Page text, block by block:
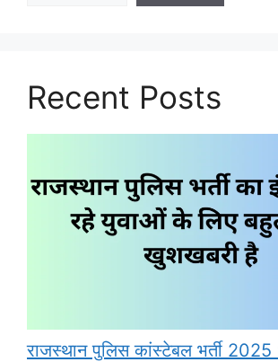
Recent Posts
राजस्थान पुलिस कांस्टेबल भर्ती